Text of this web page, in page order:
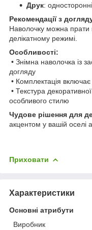
Друк:
Рекомендації з
Наволочку можна прати
делікатному режимі.
Особливості:
• Знімна наволочка із
догляду
• Комплектація
• Текстура
особливого стилю
Чудове рішення для
акцентом у вашій оселі
Приховати
Характеристики
Основні атрибути
Виробник